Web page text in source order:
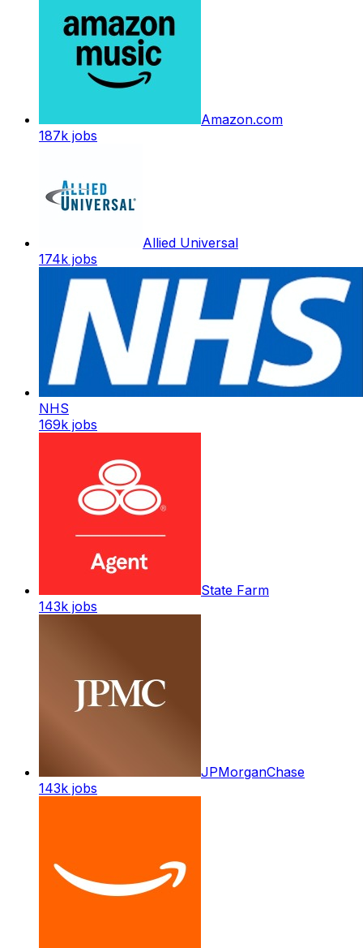
Amazon.com
187k jobs
Allied Universal
174k jobs
NHS
169k jobs
State Farm
143k jobs
JPMorganChase
143k jobs